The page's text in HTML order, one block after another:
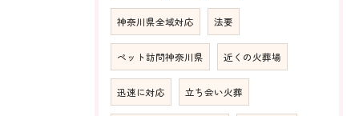
神奈川県全域対応 法要
ペット訪問神奈川県 近くの火葬場
迅速に対応 立ち会い火葬